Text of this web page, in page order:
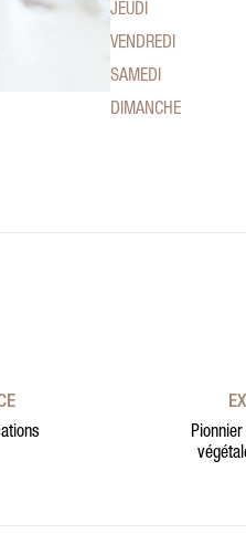
JEUDI
VENDREDI
SAMEDI
DIMANCHE